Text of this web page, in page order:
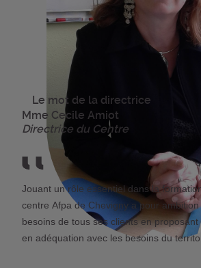
Le mot de la directrice
Mme Cecile Amiot
Directrice du Centre
Jouant un rôle essentiel dans la
centre Afpa de Chevigny a pour
besoins de tous ses clients en
en adéquation avec les besoins du